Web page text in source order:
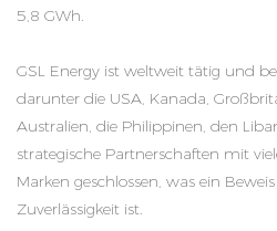
5,8 GWh.
GSL Energy ist weltweit tätig und
darunter die USA, Kanada,
Australien, die Philippinen, den
strategische Partnerschaften mit
Marken geschlossen, was ein
Zuverlässigkeit ist.